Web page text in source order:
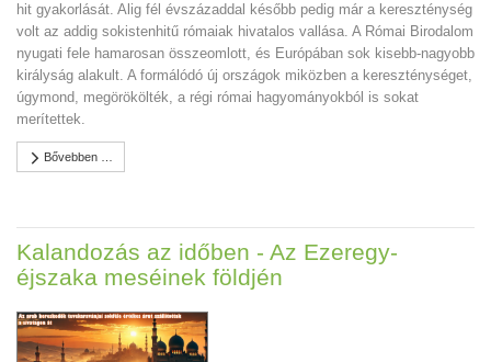
hit gyakorlását. Alig fél évszázaddal később pedig már a kereszténység
volt az addig sokistenhitű rómaiak hivatalos vallása. A Római Birodalom
nyugati fele hamarosan összeomlott, és Európában sok kisebb-nagyobb
királyság alakult. A formálódó új országok miközben a kereszténységet,
úgymond, megörökölték, a régi római hagyományokból is sokat
merítettek.
Bővebben …
Kalandozás az időben - Az Ezeregy-
éjszaka meséinek földjén